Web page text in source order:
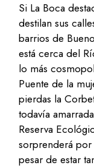
Si La Boca
destilan sus
barrios de
está cerca del
lo más
Puente de la
pierdas la
todavía
Reserva
sorprenderá por
pesar de estar